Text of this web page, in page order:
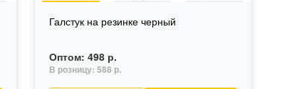
Галстук на резинке черный
Оптом:498 р.
В розницу:588 р.